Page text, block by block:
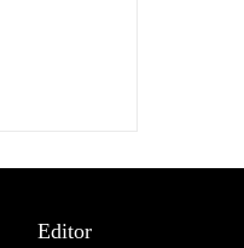
Editor